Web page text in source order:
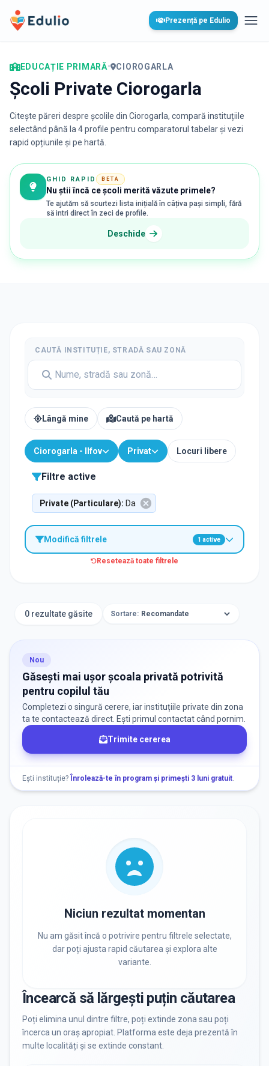
Edulio Prezență pe Edulio
EDUCAȚIE PRIMARĂ• CIOROGARLA
Școli Private Ciorogarla
Citește păreri despre școlile din Ciorogarla, compară instituțiile
selectând până la 4 profile pentru comparatorul tabelar și vezi
rapid opțiunile și pe hartă.
GHID RAPID BETA
Nu știi încă ce școli merită văzute primele?
Te ajutăm să scurtezi lista inițială în câțiva pași simpli, fără
să intri direct în zeci de profile.
Deschide
CAUTĂ INSTITUȚIE, STRADĂ SAU ZONĂ
Lângă mine Caută pe hartă
Ciorogarla - Ilfov Privat Locuri libere
Filtre active
Private (Particulare): Da
Modifică filtrele 1 active
Resetează toate filtrele
Nu există informații despre locuri libere
Resetează filtrele
0 rezultate găsite Sortare:
Nou
Găsești mai ușor școala privată potrivită
pentru copilul tău
Completezi o singură cerere, iar instituțiile private din zona
ta te contactează direct. Ești primul contactat când pornim.
Trimite cererea
Ești instituție? Înrolează-te în program și primești 3 luni gratuit.
Niciun rezultat momentan
Nu am găsit încă o potrivire pentru filtrele selectate,
dar poți ajusta rapid căutarea și explora alte
variante.
Încearcă să lărgești puțin căutarea
Poți elimina unul dintre filtre, poți extinde zona sau poți
încerca un oraș apropiat. Platforma este deja prezentă în
multe localități și se extinde constant.